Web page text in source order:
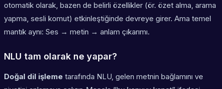
otomatik olarak, bazen de belirli özellikler (ör. özet alma, arama
yapma, sesli komut) etkinleştiğinde devreye girer. Ama temel
mantık aynı: Ses → metin → anlam çıkarımı.
NLU tam olarak ne yapar?
Doğal dil işleme tarafında NLU, gelen metnin bağlamını ve